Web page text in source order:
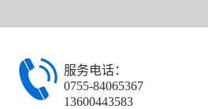
服务电话：
0755-84065367
13600443583